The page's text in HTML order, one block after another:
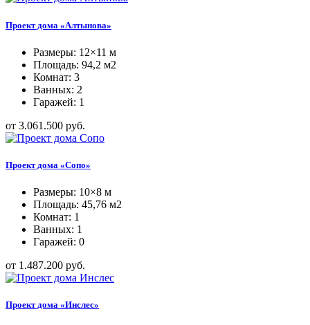
Проект дома «Алтынова»
Размеры: 12×11 м
Площадь: 94,2 м2
Комнат: 3
Ванных: 2
Гаражей: 1
от 3.061.500 руб.
Проект дома «Сопо»
Размеры: 10×8 м
Площадь: 45,76 м2
Комнат: 1
Ванных: 1
Гаражей: 0
от 1.487.200 руб.
Проект дома «Инслес»